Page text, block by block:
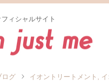
ィシャルサイト
ログ イオントリートメント